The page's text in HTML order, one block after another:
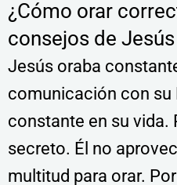
¿Cómo orar
consejos de Jesús
Jesús oraba
comunicación con su
constante en su vida.
secreto. Él no
multitud para orar.